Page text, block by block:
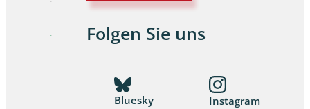
Folgen Sie uns
Bluesky Instagram